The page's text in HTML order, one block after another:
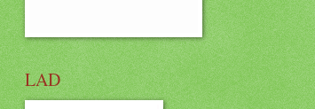
LAD